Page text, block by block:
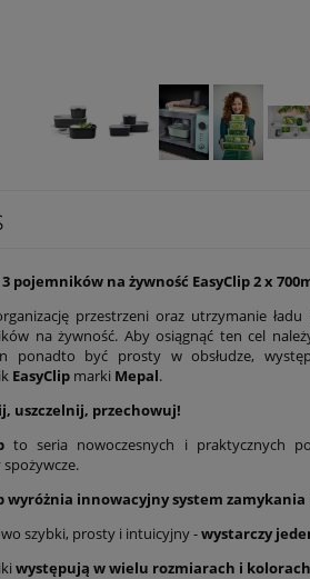
pojemników na żywność EasyClip 2 x
przestrzeni oraz utrzymanie
na żywność. Aby osiągnąć ten cel
ponadto być prosty w obsłudze,
EasyClip marki Mepal.
uszczelnij, przechowuj!
to seria nowoczesnych i praktycznych
spożywcze.
wyróżnia innowacyjny system
szybki, prosty i intuicyjny -wystarczy
występują w wielu rozmiarach i kolorach